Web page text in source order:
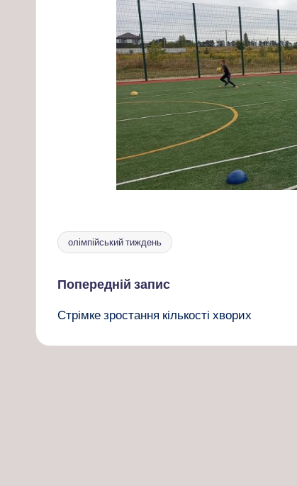
Позначки:
олімпійський тиждень
Навігація
по
Попередній запис
Стрімке зростання кількості хворих